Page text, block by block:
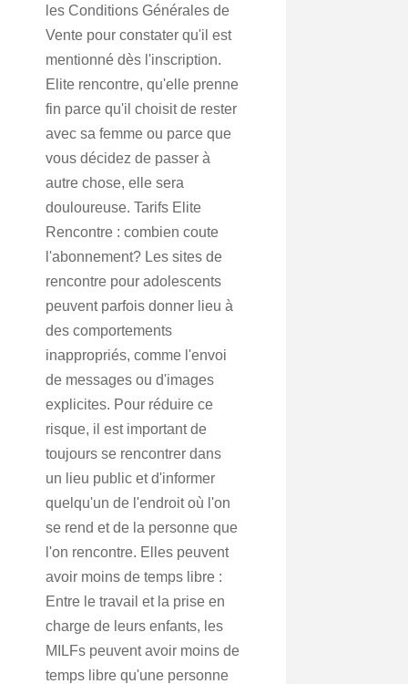
les Conditions Générales de
Vente pour constater qu'il est
mentionné dès l'inscription.
Elite rencontre, qu'elle prenne
fin parce qu'il choisit de rester
avec sa femme ou parce que
vous décidez de passer à
autre chose, elle sera
douloureuse. Tarifs Elite
Rencontre : combien coute
l'abonnement? Les sites de
rencontre pour adolescents
peuvent parfois donner lieu à
des comportements
inappropriés, comme l'envoi
de messages ou d'images
explicites. Pour réduire ce
risque, il est important de
toujours se rencontrer dans
un lieu public et d'informer
quelqu'un de l'endroit où l'on
se rend et de la personne que
l'on rencontre. Elles peuvent
avoir moins de temps libre :
Entre le travail et la prise en
charge de leurs enfants, les
MILFs peuvent avoir moins de
temps libre qu'une personne